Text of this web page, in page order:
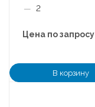
— 2
Цена по запросу
В корзину